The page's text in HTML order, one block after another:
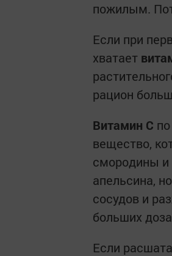
пожилым.
Если при
хватает
рацион
Витамин С
вещество,
смородины и
апельсина,
сосудов и
больших
Если